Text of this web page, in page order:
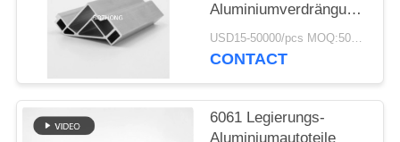
PRIVACY
Aluminiumverdrängung
profiliert 8 - 4040R für
Struktur-Rahmen
USD15-50000/pcs MOQ:500kg
CONTACT
6061 Legierungs-
Aluminiumautoteile